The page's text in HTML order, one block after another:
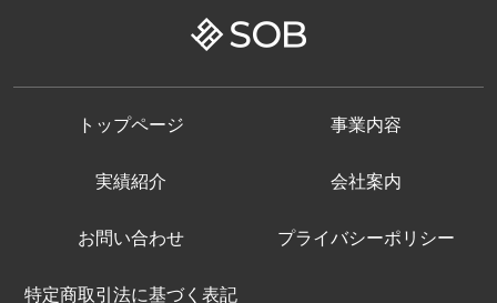
トップページ 事業内容
実績紹介 会社案内
お問い合わせ プライバシーポリシー
特定商取引法に基づく表記